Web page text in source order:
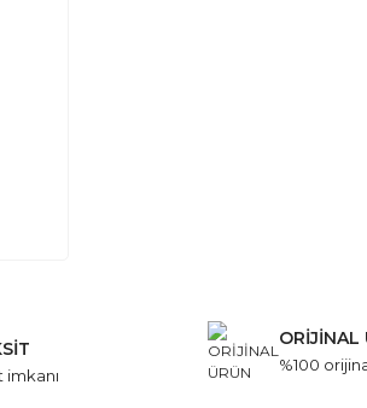
imkanı
ORİJİNAL
%100